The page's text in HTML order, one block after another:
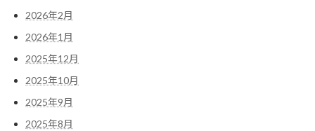
2026年2月
2026年1月
2025年12月
2025年10月
2025年9月
2025年8月